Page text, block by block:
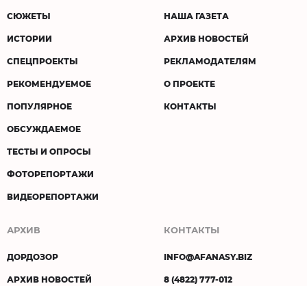
СЮЖЕТЫ
ИСТОРИИ
СПЕЦПРОЕКТЫ
РЕКОМЕНДУЕМОЕ
ПОПУЛЯРНОЕ
ОБСУЖДАЕМОЕ
ТЕСТЫ И ОПРОСЫ
ФОТОРЕПОРТАЖИ
ВИДЕОРЕПОРТАЖИ
НАША ГАЗЕТА
АРХИВ НОВОСТЕЙ
РЕКЛАМОДАТЕЛЯМ
О ПРОЕКТЕ
КОНТАКТЫ
АРХИВ
ДОРДОЗОР
АРХИВ НОВОСТЕЙ
КОНТАКТЫ
INFO@AFANASY.BIZ
8 (4822) 777-012